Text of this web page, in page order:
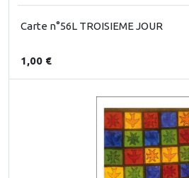
Carte n°56L TROISIEME JOUR
1,00 €